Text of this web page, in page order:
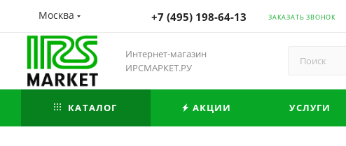
Москва +7 (495) 198-64-13 ЗАКАЗАТЬ ЗВОНОК
Интернет-магазин
ИРСМАРКЕТ.РУ
КАТАЛОГ АКЦИИ УСЛУГИ